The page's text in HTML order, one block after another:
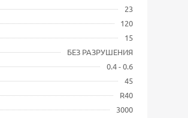
23
120
15
БЕЗ РАЗРУШЕНИЯ
0.4 - 0.6
45
R40
3000